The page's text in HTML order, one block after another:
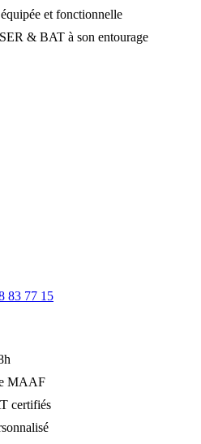
et fonctionnelle
& BAT à son entourage
83 77 15
MAAF
certifiés